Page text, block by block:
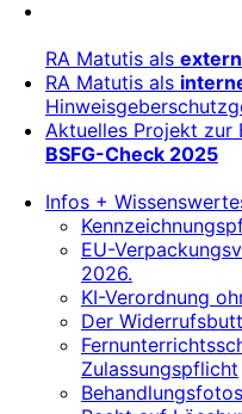
RA Matutis als
RA Matutis als
Aktuelles Projekt zur
BSFG-Check 2025
Infos +
EU-
2026.
KI-Verordnung
Der
Zulassungspflicht